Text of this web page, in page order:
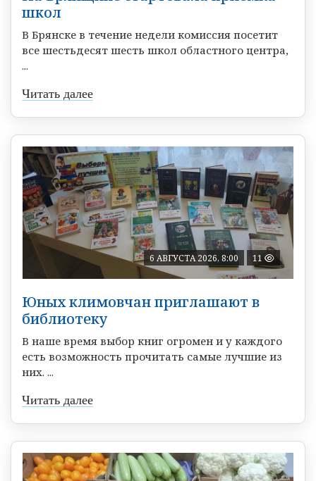
школ
В Брянске в течение недели комиссия посетит
все шестьдесят шесть школ областного центра,
...
Читать далее
6 АВГУСТА 2026, 8:00 11
Юных климовчан приглашают в
библиотеку
В наше время выбор книг огромен и у каждого
есть возможность прочитать самые лучшие из
них. ...
Читать далее